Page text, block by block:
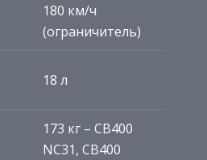
180 км/ч
(ограничитель)
18 л
173 кг – CB400
NC31, CB400